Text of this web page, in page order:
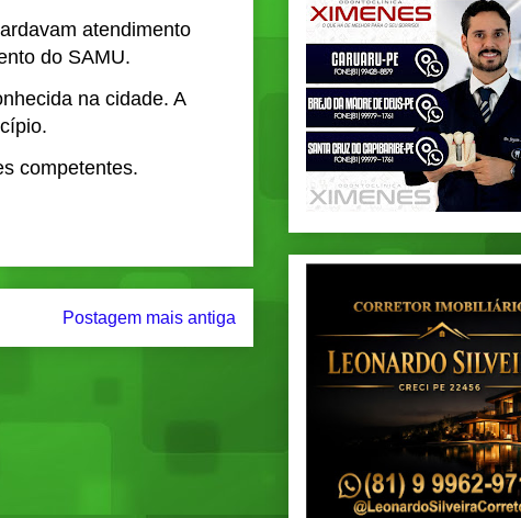
atendimento
do SAMU.
na cidade. A
competentes.
Postagem mais antiga